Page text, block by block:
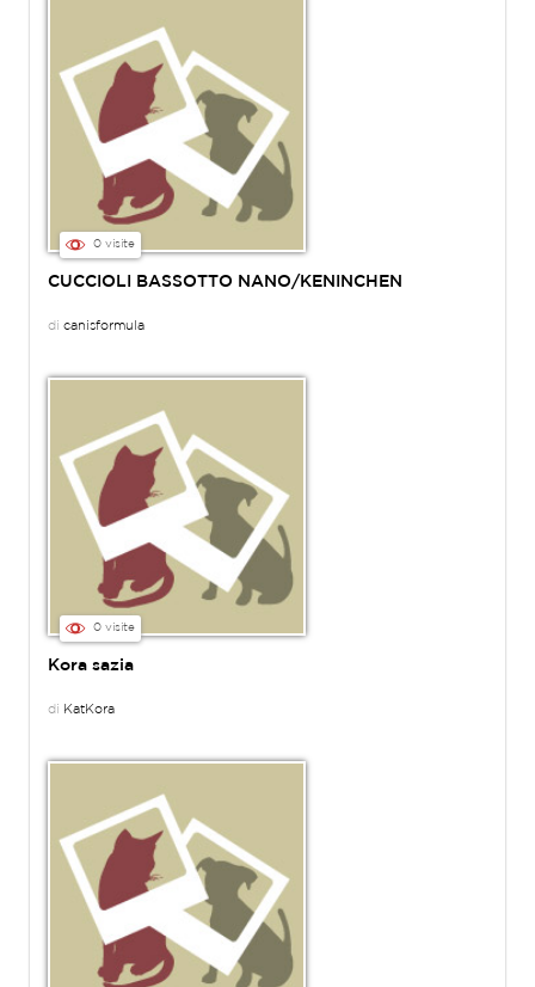
0 visite
CUCCIOLI BASSOTTO NANO/KENINCHEN
di canisformula
0 visite
Kora sazia
di KatKora